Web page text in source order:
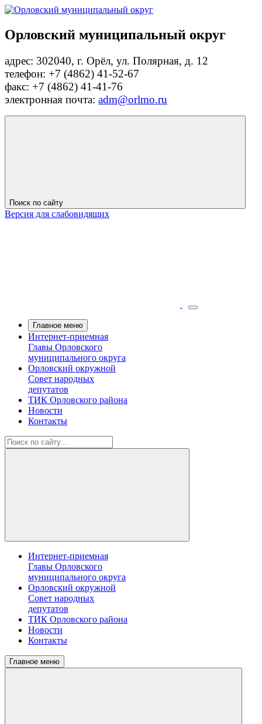
Орловский муниципальный округ
адрес: 302040, г. Орёл, ул. Полярная, д. 12
телефон: +7 (4862) 41-52-67
факс: +7 (4862) 41-41-76
электронная почта: adm@orlmo.ru
Поиск по сайту
Версия для слабовидящих
Главное меню
Интернет-приемная
Главы Орловского
муниципального округа
Орловский окружной
Совет народных
депутатов
ТИК Орловского района
Новости
Контакты
Интернет-приемная
Главы Орловского
муниципального округа
Орловский окружной
Совет народных
депутатов
ТИК Орловского района
Новости
Контакты
Главное меню